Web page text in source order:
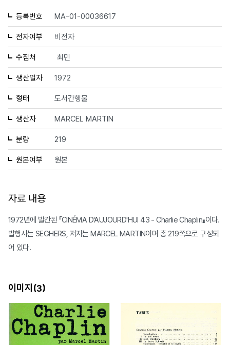
등록번호 MA-01-00036617
전자여부 비전자
수집처 최민
생산일자 1972
형태 도서간행물
생산자 MARCEL MARTIN
분량 219
원본여부 원본
자료 내용
1972년에 발간된 『CINÉMA D'AUJOURD'HUI 43 - Charlie Chaplin』이다.
발행사는 SEGHERS, 저자는 MARCEL MARTIN이며 총 219쪽으로 구성되
어 있다.
이미지(3)